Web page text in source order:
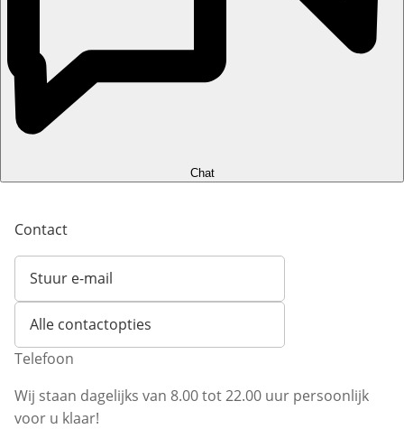
Chat
Contact
Stuur e-mail
Opent e-mailclient
Alle contactopties
Telefoon
Wij staan dagelijks van 8.00 tot 22.00 uur persoonlijk
voor u klaar!